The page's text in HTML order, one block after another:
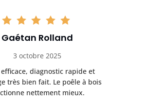
Gaétan Rolland
3 octobre 2025
diagnostic rapide et
très bien fait. Le poêle à bois
nettement mieux.